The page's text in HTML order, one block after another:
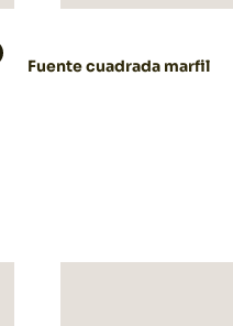
Fuente cuadrada marfil